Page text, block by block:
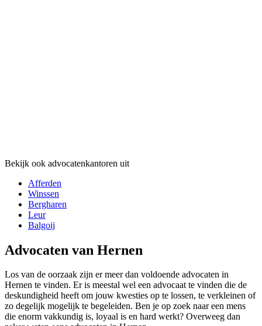
Bekijk ook advocatenkantoren uit
Afferden
Winssen
Bergharen
Leur
Balgoij
Advocaten van Hernen
Los van de oorzaak zijn er meer dan voldoende advocaten in
Hernen te vinden. Er is meestal wel een advocaat te vinden die de
deskundigheid heeft om jouw kwesties op te lossen, te verkleinen of
zo degelijk mogelijk te begeleiden. Ben je op zoek naar een mens
die enorm vakkundig is, loyaal is en hard werkt? Overweeg dan